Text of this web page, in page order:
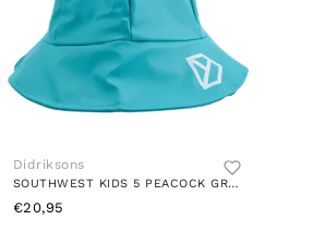
Didriksons
SOUTHWEST KIDS 5 PEACOCK GREEN
€20,95